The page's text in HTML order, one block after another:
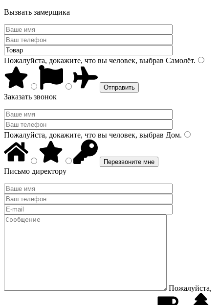
Вызвать замерщика
Пожалуйста, докажите, что вы человек, выбрав Самолёт.
Заказать звонок
Пожалуйста, докажите, что вы человек, выбрав Дом.
Письмо директору
Пожалуйста,